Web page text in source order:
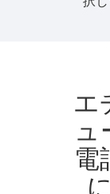
エ
ュ
電